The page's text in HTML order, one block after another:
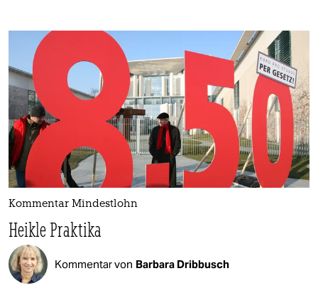
Kommentar Mindestlohn
Heikle Praktika
Kommentar von Barbara Dribbusch